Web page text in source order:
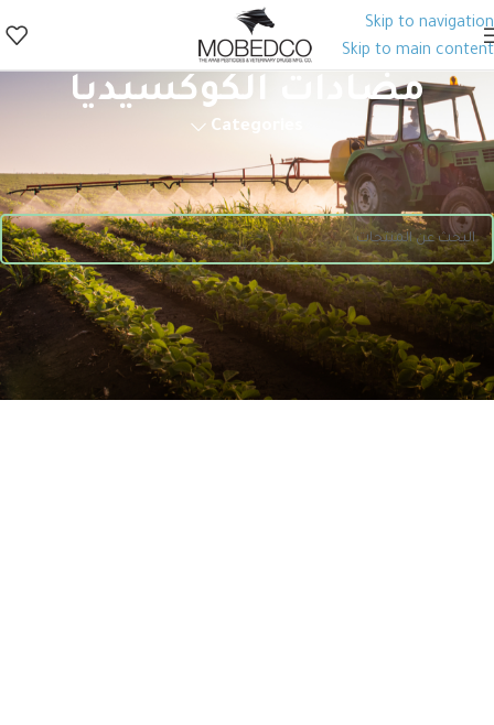
Skip to navigation
Skip to main content
مضادات الكوكسيديا
Categories
الرئيسية منتجات الصحة الحيوانية
لا توجد منتجات تتوافق مع اختيارك.